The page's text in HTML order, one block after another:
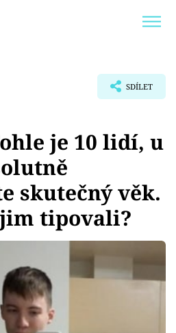
SDÍLET
je 10 lidí, u
skutečný věk.
tipovali?